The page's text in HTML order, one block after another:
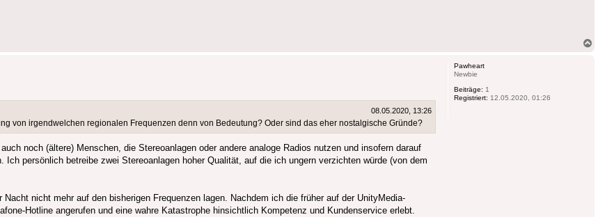
Pawheart
Newbie
Beiträge: 1
Registriert: 12.05.2020, 01:26
08.05.2020, 13:26
von irgendwelchen regionalen Frequenzen denn von Bedeutung? Oder sind das eher nostalgische Gründe?
noch (ältere) Menschen, die Stereoanlagen oder andere analoge Radios nutzen und insofern darauf
persönlich betreibe zwei Stereoanlagen hoher Qualität, auf die ich ungern verzichten würde (von dem
nicht mehr auf den bisherigen Frequenzen lagen. Nachdem ich die früher auf der UnityMedia-
Hotline angerufen und eine wahre Katastrophe hinsichtlich Kompetenz und Kundenservice erlebt.